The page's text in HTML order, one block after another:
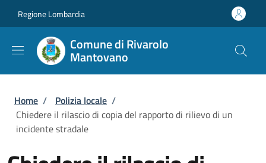
Regione Lombardia
Comune di Rivarolo
Mantovano
Briciole di pane
Home / Polizia locale /
Chiedere il rilascio di copia del rapporto di rilievo di un
incidente stradale